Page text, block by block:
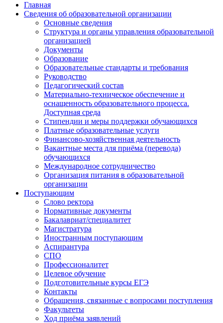
Главная
Сведения об образовательной организации
Основные сведения
Структура и органы управления образовательной
организацией
Документы
Образование
Образовательные стандарты и требования
Руководство
Педагогический состав
Материально-техническое обеспечение и
оснащенность образовательного процесса.
Доступная среда
Стипендии и меры поддержки обучающихся
Платные образовательные услуги
Финансово-хозяйственная деятельность
Вакантные места для приёма (перевода)
обучающихся
Международное сотрудничество
Организация питания в образовательной
организации
Поступающим
Слово ректора
Нормативные документы
Бакалавриат/специалитет
Магистратура
Иностранным поступающим
Аспирантура
СПО
Профессионалитет
Целевое обучение
Подготовительные курсы ЕГЭ
Контакты
Обращения, связанные с вопросами поступления
Факультеты
Ход приёма заявлений